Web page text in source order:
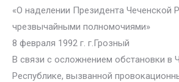
«О наделении Президента Чеченской
чрезвычайными полномочиями»
8 февраля 1992 г. г.Грозный
В связи с осложнением обстановки в
Республике, вызванной